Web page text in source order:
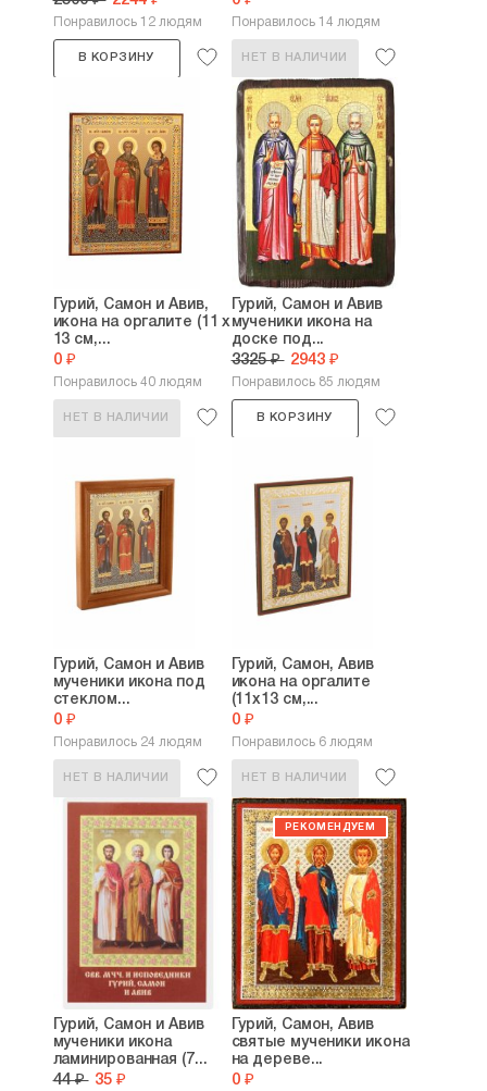
Понравилось 12 людям
В КОРЗИНУ
Понравилось 14 людям
НЕТ В НАЛИЧИИ
Гурий, Самон и Авив,
икона на оргалите (11 х
13 см,...
0 ₽
Понравилось 40 людям
НЕТ В НАЛИЧИИ
Гурий, Самон и Авив
мученики икона на
доске под...
3325 ₽ 2943 ₽
Понравилось 85 людям
В КОРЗИНУ
Гурий, Самон и Авив
мученики икона под
стеклом...
0 ₽
Понравилось 24 людям
НЕТ В НАЛИЧИИ
Гурий, Самон, Авив
икона на оргалите
(11х13 см,...
0 ₽
Понравилось 6 людям
НЕТ В НАЛИЧИИ
Гурий, Самон и Авив
мученики икона
ламинированная (7...
44 ₽ 35 ₽
Гурий, Самон, Авив
святые мученики икона
на дереве...
0 ₽